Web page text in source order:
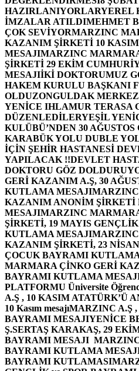
HAZIRLANIYORLARYEREL
İMZALAR ATILDIMEHMET
ÇOK SEVİYORMARZINC
KAZANIM ŞİRKETİ 10
MESAJIMARZINC
ŞİRKETİ 29 EKİM
MESAJIİKİ DOKTORUMUZ
HAKEM KURULU BAŞKANI
OLDUZONGULDAK
YENİCE IHLAMUR TERASA
DÜZENLEDİLERYEŞİL
KULÜBÜ’NDEN 30 AĞUSTOS
KARABÜK YOLU DUBLE
İÇİN ŞEHİR HASTANESİ
YAPILACAK !!DEVLET
DOKTORU GÖZ
GERİ KAZANIM A.Ş, 30
KUTLAMA MESAJI
KAZANIM ANONİM ŞİRKETİ
MESAJIMARZINC
ŞİRKETİ, 19 MAYIS
KUTLAMA MESAJI
KAZANIM ŞİRKETİ, 23
ÇOCUK BAYRAMI
MARMARA ÇİNKO GERİ
BAYRAMI KUTLAMA
PLATFORMU Üniversite
A.Ş , 10 KASIM ATATÜRK’Ü
10 Kasım mesajıMARZINC A.Ş
BAYRAMI MESAJIYENİCE
Ş.SERTAŞ KARAKAŞ, 29
BAYRAMI MESAJI
BAYRAMI KUTLAMA
BAYRAMI KUTLAMASI